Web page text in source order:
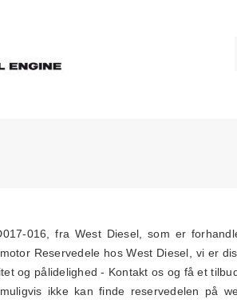
016, fra West Diesel, som er
Reservedele hos West Diesel, vi er
og pålidelighed - Kontakt os og få et
ikke kan finde reservedelen på